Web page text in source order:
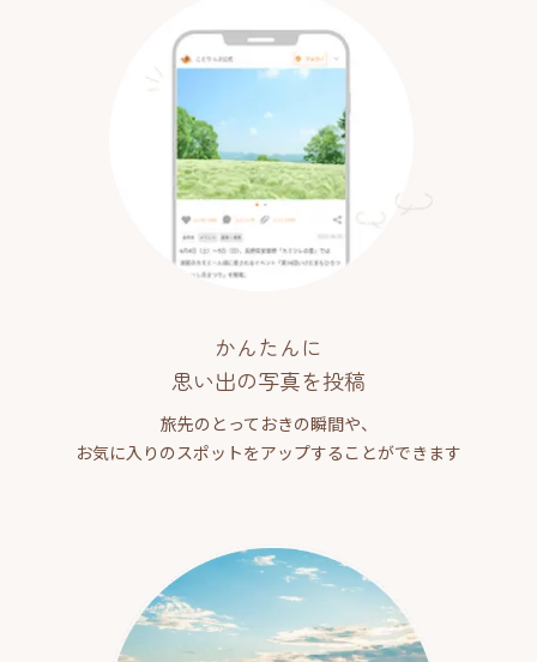
かんたんに
思い出の写真を投稿
旅先のとっておきの瞬間や、
お気に入りのスポットをアップすることができます